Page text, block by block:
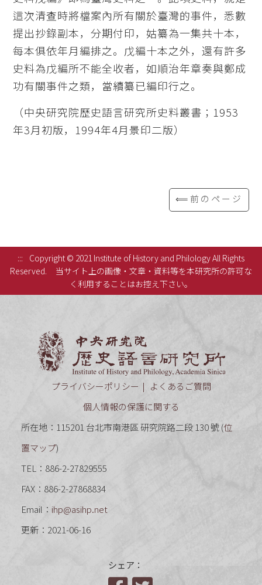
這次清查時將檔案內所有關於臺灣的事件，悉數
提出抄錄副本，分期付印，姑纂為一集共十本，
每本俱依年月編排之。戊編十本之外，還有許多
史料為戊編所不能全收者，如順治年章奏與鄭成
功有關事件之類，當續纂已編印行之。
（中央研究院歷史語言研究所史料叢書；1953
年3月初版，1994年4月景印二版）
⟸前のページ
:::
Copyright © 2021 Institute of History and Philology All Rights
Reserved.
当サイト上の画像・文章・資料等を本研究所の許可な
く利用することはお控え下さい。
プライバシーポリシー
よくあるご質問
個人情報の保護に関する
所在地：115201 台北市南港區 研究院路二段 130 號 (位
置マップ)
TEL：886-2-27829555
FAX：886-2-27868834
Email： ihp@asihp.net
更新：2021-06-16
シェア：